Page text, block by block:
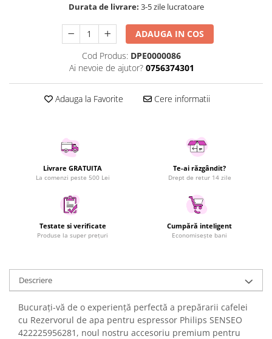
Scule electrice si unelte
Silicon, spume si solutii tehnice
Sisteme Incalzire
Uscatoare rufe
Accesorii tablete
Telefoane Mobile & accesorii
Wearable & Gadgeturi
Electrocasnice & Climatizare
Accesorii si piese masini spalat
rufe si uscatoare
vase
Aparate Frigorifice
Aragaze si cuptoare cu microunde
Climatizare & sisteme de incalzire
Durata de livrare: 3-5 zile lucratoare
ADAUGA IN COS
Cod Produs: DPE0000086
Ai nevoie de ajutor? 0756374301
Adauga la Favorite Cere informatii
Livrare GRATUITA
La comenzi peste 500 Lei
Te-ai răzgândit?
Drept de retur 14 zile
Testate si verificate
Produse la super prețuri
Cumpără inteligent
Economisește bani
Descriere
Bucurați-vă de o experiență perfectă a prepărarii cafelei
cu Rezervorul de apa pentru espressor Philips SENSEO
422225956281, noul nostru accesoriu premium pentru